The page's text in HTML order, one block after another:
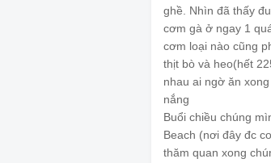
ghề. Nhìn đã thấy
cơm gà ở ngay 1
cơm loại nào cũng
thịt bò và heo(hết
nhau ai ngờ ăn
nắng
Buổi chiều chúng
Beach (nơi đây đc
thăm quan xong